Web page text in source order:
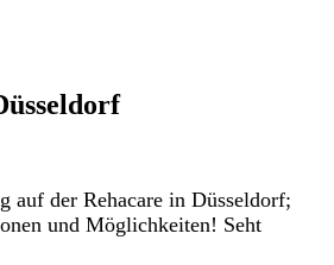
auf der Rehacare in Düsseldorf;
und Möglichkeiten! Seht